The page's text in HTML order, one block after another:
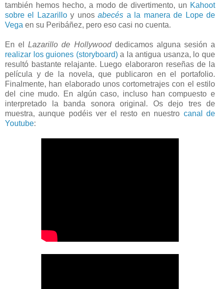
también hemos hecho, a modo de divertimento, un Kahoot
sobre el Lazarilloy unosabecés a la manera de Lope de
Vega en su Peribáñez, pero eso casi no cuenta.
En elLazarillo de Hollywooddedicamos alguna sesión a
realizar los guiones (storyboard)a la antigua usanza, lo que
resultó bastante relajante. Luego elaboraron reseñas de la
película y de la novela, que publicaron en el portafolio.
Finalmente, han elaborado unos cortometrajes con el estilo
del cine mudo. En algún caso, incluso han compuesto e
interpretado la banda sonora original. Os dejo tres de
muestra, aunque podéis ver el resto en nuestro canal de
Youtube: